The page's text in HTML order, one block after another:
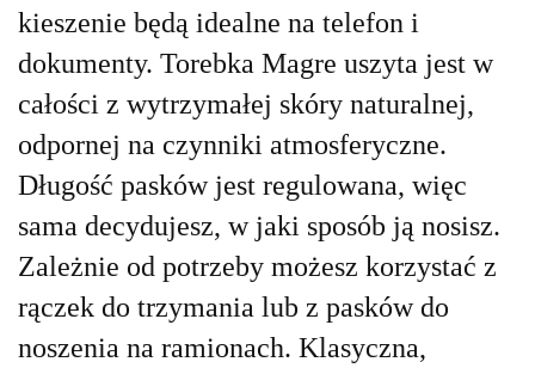
kieszenie będą idealne na telefon i
dokumenty. Torebka Magre uszyta jest w
całości z wytrzymałej skóry naturalnej,
odpornej na czynniki atmosferyczne.
Długość pasków jest regulowana, więc
sama decydujesz, w jaki sposób ją nosisz.
Zależnie od potrzeby możesz korzystać z
rączek do trzymania lub z pasków do
noszenia na ramionach. Klasyczna,